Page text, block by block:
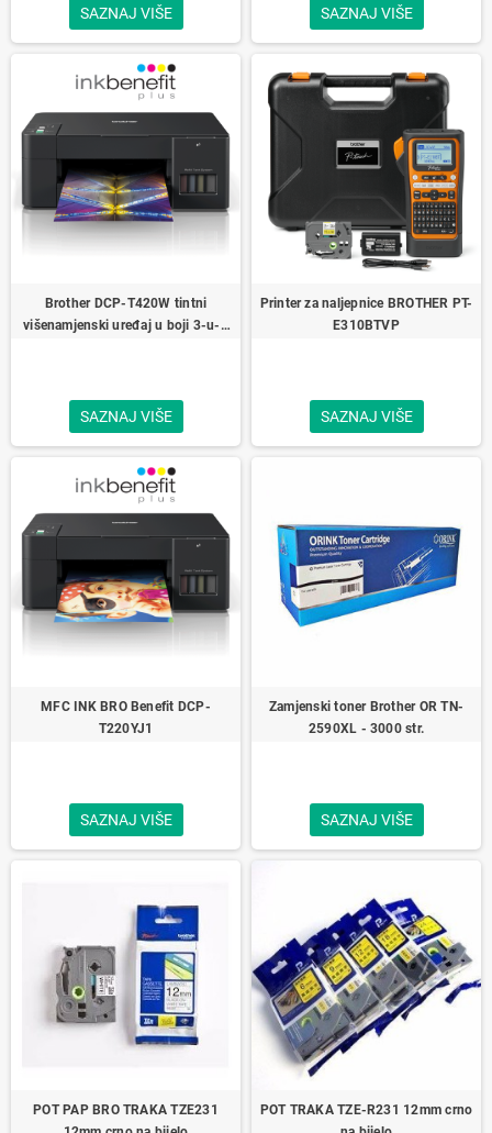
SAZNAJ VIŠE SAZNAJ VIŠE
Brother DCP-T420W tintni
višenamjenski uređaj u boji 3-u-1
SAZNAJ VIŠE
Printer za naljepnice BROTHER PT-
E310BTVP
SAZNAJ VIŠE
MFC INK BRO Benefit DCP-
T220YJ1
SAZNAJ VIŠE
Zamjenski toner Brother OR TN-
2590XL - 3000 str.
SAZNAJ VIŠE
POT PAP BRO TRAKA TZE231
POT TRAKA TZE-R231 12mm crno